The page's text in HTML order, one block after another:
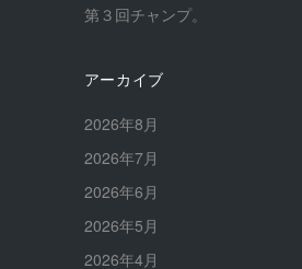
第３回チャンプ。
アーカイブ
2026年8月
2026年7月
2026年6月
2026年5月
2026年4月